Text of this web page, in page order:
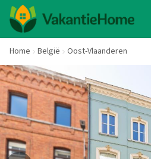
Home België Oost-Vlaanderen